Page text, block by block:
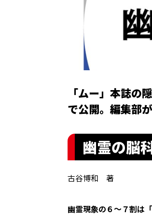
「ムー」本誌の
で公開。編集部
幽霊の脳
古谷博和 著
幽霊現象の６～７割は